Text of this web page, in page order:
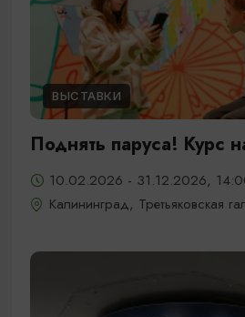
ВЫСТАВКИ
Поднять паруса! Курс
10.02.2026 - 31.12.2026,
Калининград, Третьяковская